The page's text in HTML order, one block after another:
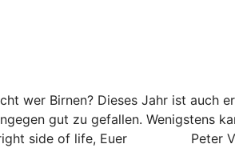
wer Birnen? Dieses Jahr ist auch
gut zu gefallen. Wenigstens
bright side of life, Euer Peter